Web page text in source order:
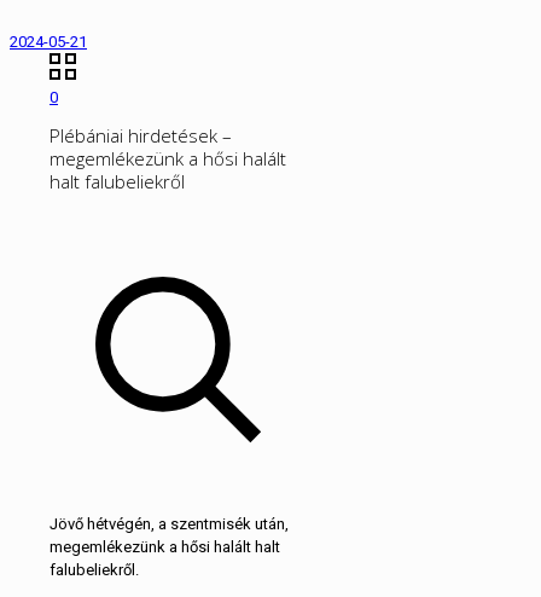
2024-05-21
0
Plébániai hirdetések –
megemlékezünk a hősi halált
halt falubeliekről
Jövő hétvégén, a szentmisék után,
megemlékezünk a hősi halált halt
falubeliekről.